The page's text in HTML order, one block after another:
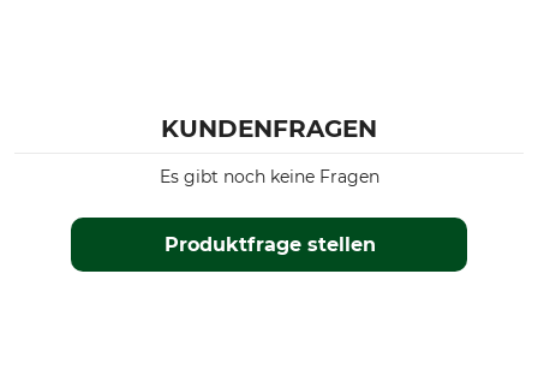
KUNDENFRAGEN
Produktfrage stellen
Es gibt noch keine Fragen